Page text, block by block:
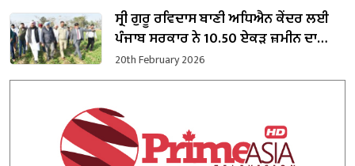
ਸ੍ਰੀ ਗੁਰੂ ਰਵਿਦਾਸ ਬਾਣੀ ਅਧਿਐਨ ਕੇਂਦਰ ਲਈ
ਪੰਜਾਬ ਸਰਕਾਰ ਨੇ 10.50 ਏਕੜ ਜ਼ਮੀਨ ਦਾ
ਕਬਜ਼ਾ ਲਿਆ
20th February 2026